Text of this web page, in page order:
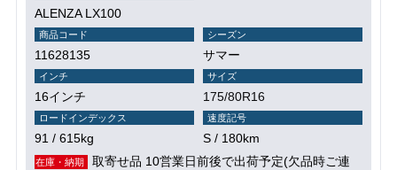
ALENZA LX100
商品コード
11628135
シーズン
サマー
インチ
16インチ
サイズ
175/80R16
ロードインデックス
91 / 615kg
速度記号
S / 180km
在庫・納期
取寄せ品 10営業日前後で出荷予定(欠品時ご連